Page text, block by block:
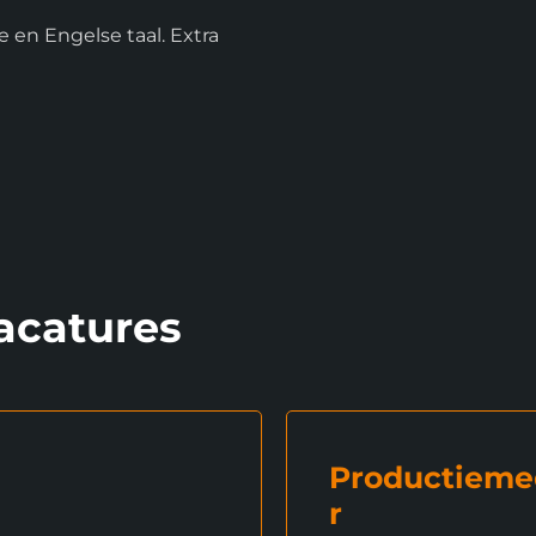
en Engelse taal. Extra
r